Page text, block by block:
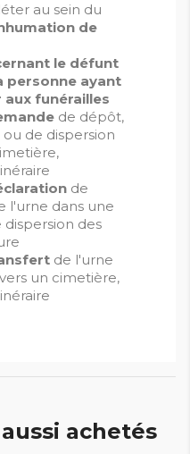
au sein du
de
le défunt
personne ayant
funérailles
de dépôt,
de dispersion
de
l'urne dans une
des
de l'urne
un cimetière,
achetés